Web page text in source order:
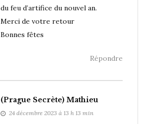
du feu d’artifice du nouvel an.
Merci de votre retour
Bonnes fêtes
Répondre
(Prague Secrète) Mathieu
24 décembre 2023 à 13 h 13 min